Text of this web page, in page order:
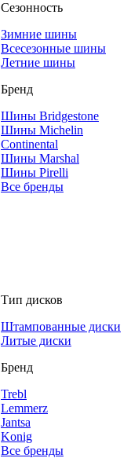
Сезонность
Зимние шины
Всесезонные шины
Летние шины
Бренд
Шины Bridgestone
Шины Michelin
Continental
Шины Marshal
Шины Pirelli
Все бренды
Тип дисков
Штампованные диски
Литые диски
Бренд
Trebl
Lemmerz
Jantsa
Konig
Все бренды